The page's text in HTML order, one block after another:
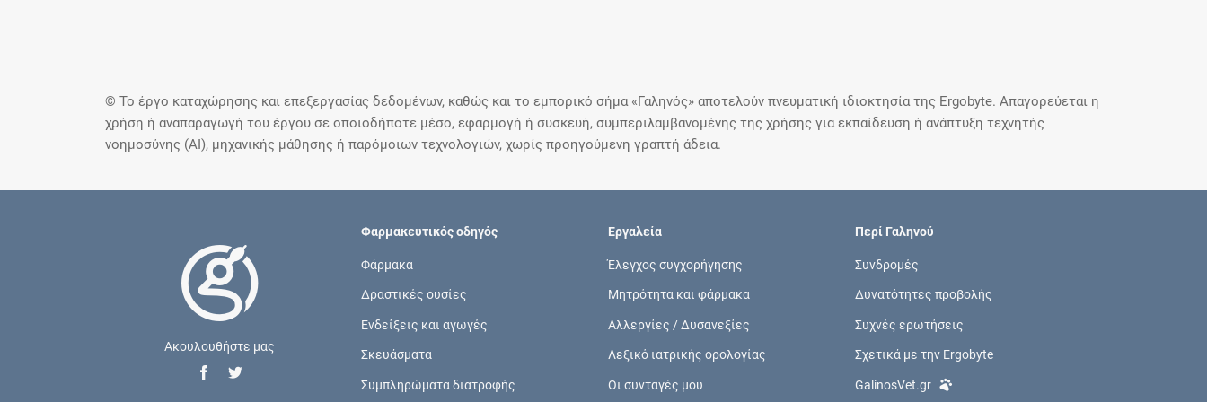
© Το έργο καταχώρησης και επεξεργασίας δεδομένων, καθώς και το εμπορικό σήμα «Γαληνός» αποτελούν πνευματική ιδιοκτησία της Ergobyte. Απαγορεύεται η
χρήση ή αναπαραγωγή του έργου σε οποιοδήποτε μέσο, εφαρμογή ή συσκευή, συμπεριλαμβανομένης της χρήσης για εκπαίδευση ή ανάπτυξη τεχνητής
νοημοσύνης (AI), μηχανικής μάθησης ή παρόμοιων τεχνολογιών, χωρίς προηγούμενη γραπτή άδεια.
Ακουλουθήστε μας
Φαρμακευτικός οδηγός
Φάρμακα
Δραστικές ουσίες
Ενδείξεις και αγωγές
Σκευάσματα
Συμπληρώματα διατροφής
Εργαλεία
Έλεγχος συγχορήγησης
Μητρότητα και φάρμακα
Αλλεργίες / Δυσανεξίες
Λεξικό ιατρικής ορολογίας
Οι συνταγές μου
Περί Γαληνού
Συνδρομές
Δυνατότητες προβολής
Συχνές ερωτήσεις
Σχετικά με την Ergobyte
GalinosVet.gr